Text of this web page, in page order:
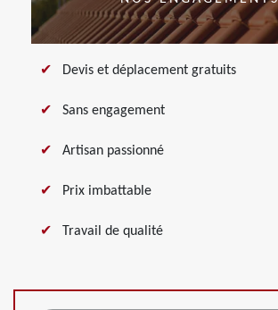
Devis et déplacement gratuits
Sans engagement
Artisan passionné
Prix imbattable
Travail de qualité